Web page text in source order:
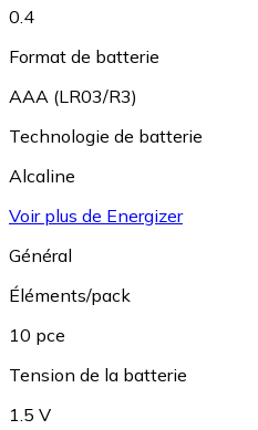
0.4
Format de batterie
AAA (LR03/R3)
Technologie de batterie
Alcaline
Voir plus de Energizer
Général
Éléments/pack
10 pce
Tension de la batterie
1.5 V